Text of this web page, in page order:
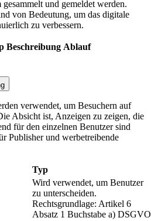
und gemeldet werden.
von Bedeutung, um das digitale
zu verbessern.
Beschreibung Ablauf
verwendet, um Besuchern auf
Absicht ist, Anzeigen zu zeigen, die
für den einzelnen Benutzer sind
Publisher und werbetreibende
Typ
Wird verwendet, um Benutzer
zu unterscheiden.
Rechtsgrundlage: Artikel 6
Absatz 1 Buchstabe a) DSGVO